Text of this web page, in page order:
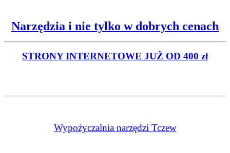
Narzędzia i nie tylko w dobrych cenach
STRONY INTERNETOWE JUŻ OD 400 zł
Wypożyczalnia narzędzi Tczew